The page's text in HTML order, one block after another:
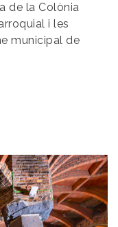
de la Colònia
i les
municipal de